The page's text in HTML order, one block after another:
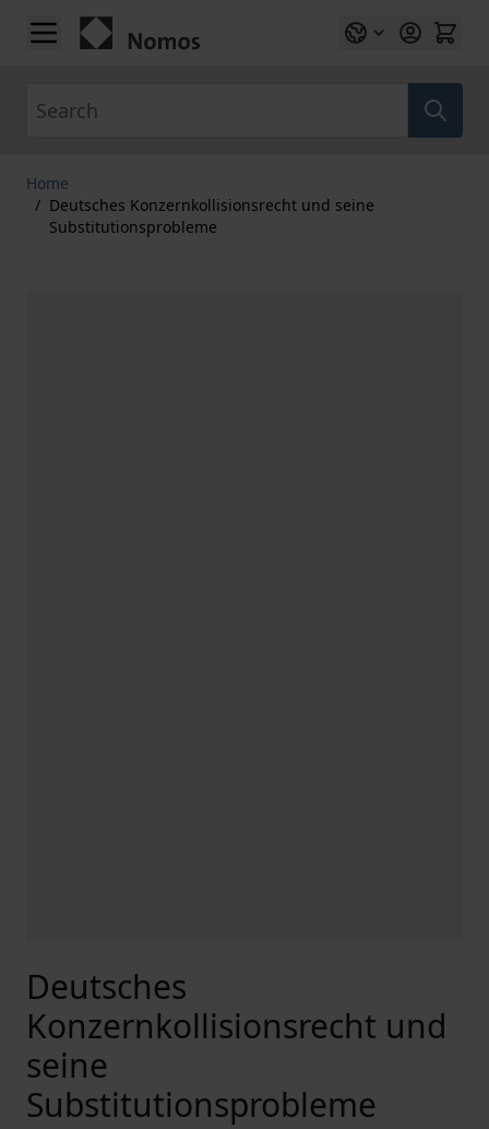
Skip to Content
Home
/ Deutsches Konzernkollisionsrecht und seine
Substitutionsprobleme
Deutsches
Konzernkollisionsrecht und
seine
Substitutionsprobleme